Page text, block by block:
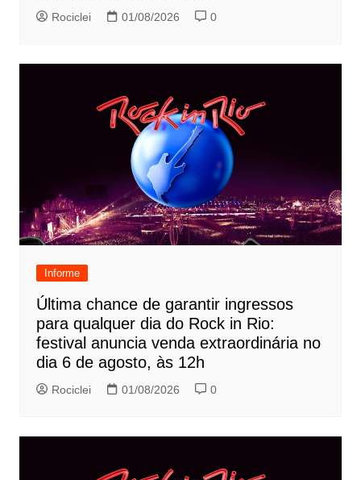
Rociclei 01/08/2026 0
Informe
Última chance de garantir ingressos
para qualquer dia do Rock in Rio:
festival anuncia venda extraordinária no
dia 6 de agosto, às 12h
Rociclei 01/08/2026 0